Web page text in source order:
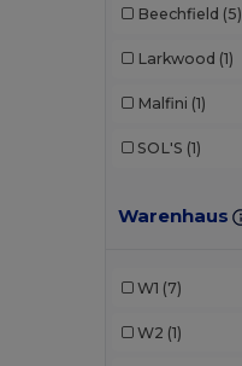
Beechfield (5)
Larkwood (1)
Malfini (1)
SOL'S (1)
Warenhaus
W1 (7)
W2 (1)